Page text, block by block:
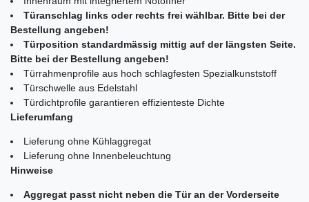
Türanschlag links oder rechts frei wählbar. Bitte bei der
Bestellung angeben!
Türposition standardmässig mittig auf der längsten Seite.
Bitte bei der Bestellung angeben!
Türrahmenprofile aus hoch schlagfesten Spezialkunststoff
Türschwelle aus Edelstahl
Türdichtprofile garantieren effizienteste Dichte
Lieferumfang
Lieferung ohne Kühlaggregat
Lieferung ohne Innenbeleuchtung
Hinweise
Aggregat passt nicht neben die Tür an der Vorderseite